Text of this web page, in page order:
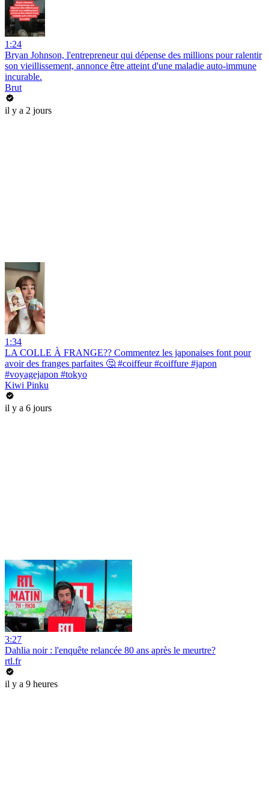
1:24
Bryan Johnson, l'entrepreneur qui dépense des millions pour ralentir
son vieillissement, annonce être atteint d'une maladie auto-immune
incurable.
Brut
il y a 2 jours
1:34
LA COLLE À FRANGE?? Commentez les japonaises font pour
avoir des franges parfaites 🤔 #coiffeur #coiffure #japon
#voyagejapon #tokyo
Kiwi Pinku
il y a 6 jours
3:27
Dahlia noir : l'enquête relancée 80 ans après le meurtre?
rtl.fr
il y a 9 heures